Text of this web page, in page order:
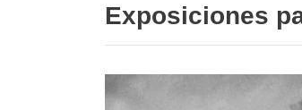
Exposiciones